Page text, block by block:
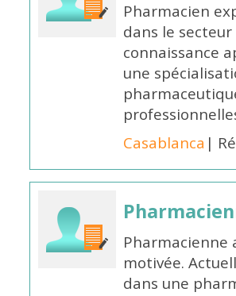
Pharmacien
dans le
connaissance
une
Casablanca |
Pharmacienne
motivée.
dans une